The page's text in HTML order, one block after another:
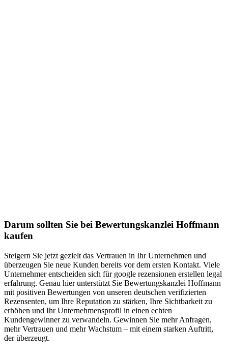
Darum sollten Sie bei Bewertungskanzlei Hoffmann
kaufen
Steigern Sie jetzt gezielt das Vertrauen in Ihr Unternehmen und
überzeugen Sie neue Kunden bereits vor dem ersten Kontakt. Viele
Unternehmer entscheiden sich für google rezensionen erstellen legal
erfahrung. Genau hier unterstützt Sie Bewertungskanzlei Hoffmann
mit positiven Bewertungen von unseren deutschen verifizierten
Rezensenten, um Ihre Reputation zu stärken, Ihre Sichtbarkeit zu
erhöhen und Ihr Unternehmensprofil in einen echten
Kundengewinner zu verwandeln. Gewinnen Sie mehr Anfragen,
mehr Vertrauen und mehr Wachstum – mit einem starken Auftritt,
der überzeugt.